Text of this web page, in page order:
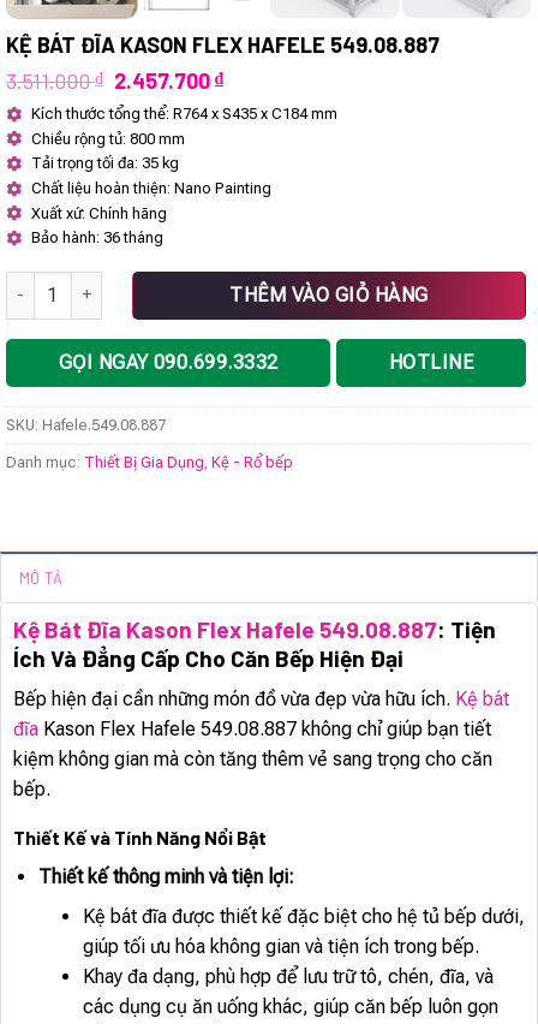
KỆ BÁT ĐĨA KASON FLEX HAFELE 549.08.887
3.511.000₫ Giá
gốc
là:
3.511.000 ₫.
2.457.700₫Giá
tại
Kích thước tổng thể: R764 x S435 x C184 mm
Chiều rộng tủ: 800 mm
Tải trọng tối đa: 35 kg
Chất liệu hoàn thiện: Nano Painting
Xuất xứ: Chính hãng
Bảo hành: 36 tháng
Kệ bát đĩa Kason Flex Hafele 549.08.887 số lượng
THÊM VÀO GIỎ HÀNG
GỌI NGAY 090.699.3332 HOTLINE
SKU: Hafele.549.08.887
Danh mục: Thiết Bị Gia Dụng Kệ - Rổ bếp
MÔ TẢ
Kệ Bát Đĩa Kason Flex Hafele 549.08.887: Tiện
Ích Và Đẳng Cấp Cho Căn Bếp Hiện Đại
Bếp hiện đại cần những món đồ vừa đẹp vừa hữu ích. Kệ bát
đĩa Kason Flex Hafele 549.08.887 không chỉ giúp bạn tiết
kiệm không gian mà còn tăng thêm vẻ sang trọng cho căn
bếp.
Thiết Kế và Tính Năng Nổi Bật
Thiết kế thông minh và tiện lợi:
Kệ bát đĩa được thiết kế đặc biệt cho hệ tủ bếp dưới,
giúp tối ưu hóa không gian và tiện ích trong bếp.
Khay đa dạng, phù hợp để lưu trữ tô, chén, đĩa, và
các dụng cụ ăn uống khác, giúp căn bếp luôn gọn